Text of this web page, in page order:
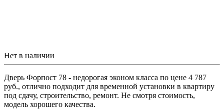
Нет в наличии
Дверь Форпост 78 - недорогая эконом класса по цене 4 787
руб., отлично подходит для временной установки в квартиру
под сдачу, строительство, ремонт. Не смотря стоимость,
модель хорошего качества.